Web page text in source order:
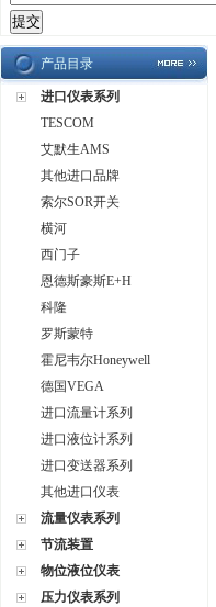
产品目录
进口仪表系列
TESCOM
艾默生AMS
其他进口品牌
索尔SOR开关
横河
西门子
恩德斯豪斯E+H
科隆
罗斯蒙特
霍尼韦尔Honeywell
德国VEGA
进口流量计系列
进口液位计系列
进口变送器系列
其他进口仪表
流量仪表系列
节流装置
物位液位仪表
压力仪表系列